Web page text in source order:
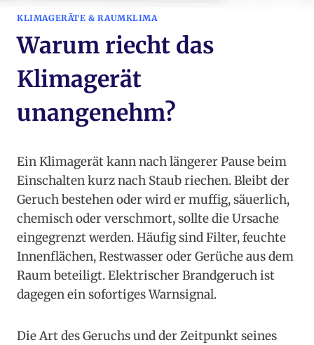
KLIMAGERÄTE & RAUMKLIMA
Warum riecht das
Klimagerät
unangenehm?
Ein Klimagerät kann nach längerer Pause beim
Einschalten kurz nach Staub riechen. Bleibt der
Geruch bestehen oder wird er muffig, säuerlich,
chemisch oder verschmort, sollte die Ursache
eingegrenzt werden. Häufig sind Filter, feuchte
Innenflächen, Restwasser oder Gerüche aus dem
Raum beteiligt. Elektrischer Brandgeruch ist
dagegen ein sofortiges Warnsignal.
Die Art des Geruchs und der Zeitpunkt seines